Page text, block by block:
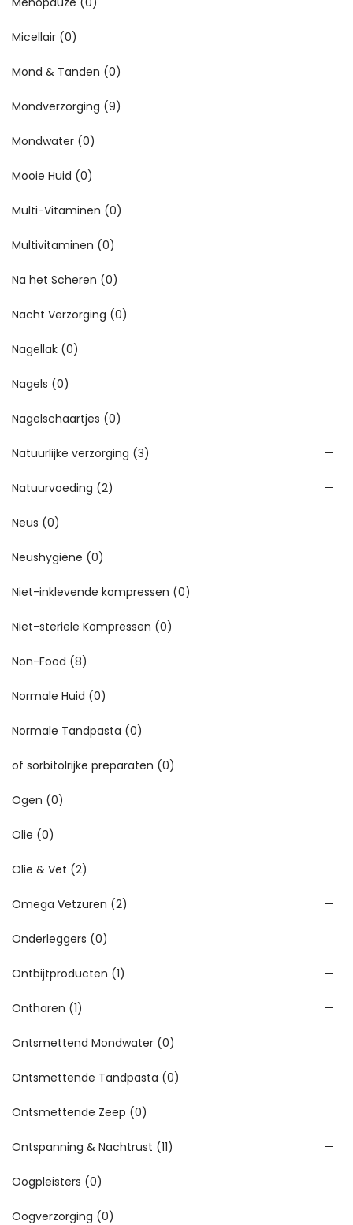
Micellair (0)
Mond & Tanden (0)
Mondverzorging (9)
Mondwater (0)
Mooie Huid (0)
Multi-Vitaminen (0)
Multivitaminen (0)
Na het Scheren (0)
Nacht Verzorging (0)
Nagellak (0)
Nagels (0)
Nagelschaartjes (0)
Natuurlijke verzorging (3)
Natuurvoeding (2)
Neus (0)
Neushygiëne (0)
Niet-inklevende kompressen (0)
Niet-steriele Kompressen (0)
Non-Food (8)
Normale Huid (0)
Normale Tandpasta (0)
of sorbitolrijke preparaten (0)
Ogen (0)
Olie (0)
Olie & Vet (2)
Omega Vetzuren (2)
Onderleggers (0)
Ontbijtproducten (1)
Ontharen (1)
Ontsmettend Mondwater (0)
Ontsmettende Tandpasta (0)
Ontsmettende Zeep (0)
Ontspanning & Nachtrust (11)
Oogpleisters (0)
Oogverzorging (0)